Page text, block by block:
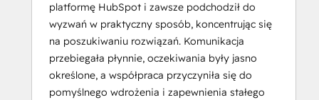
platformę HubSpot i zawsze podchodził do
wyzwań w praktyczny sposób, koncentrując się
na poszukiwaniu rozwiązań. Komunikacja
przebiegała płynnie, oczekiwania były jasno
określone, a współpraca przyczyniła się do
pomyślnego wdrożenia i zapewnienia stałego